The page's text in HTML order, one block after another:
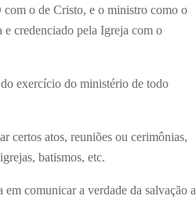
o de Cristo, e o ministro como o
e credenciado pela Igreja com o
exercício do ministério de todo
certos atos, reuniões ou cerimônias,
batismos, etc.
comunicar a verdade da salvação a